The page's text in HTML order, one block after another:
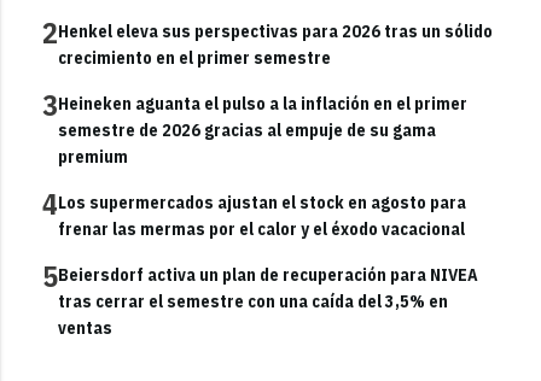
2Henkel eleva sus perspectivas para 2026 tras un sólido
crecimiento en el primer semestre
3Heineken aguanta el pulso a la inflación en el primer
semestre de 2026 gracias al empuje de su gama
premium
4Los supermercados ajustan el stock en agosto para
frenar las mermas por el calor y el éxodo vacacional
5Beiersdorf activa un plan de recuperación para NIVEA
tras cerrar el semestre con una caída del 3,5% en
ventas